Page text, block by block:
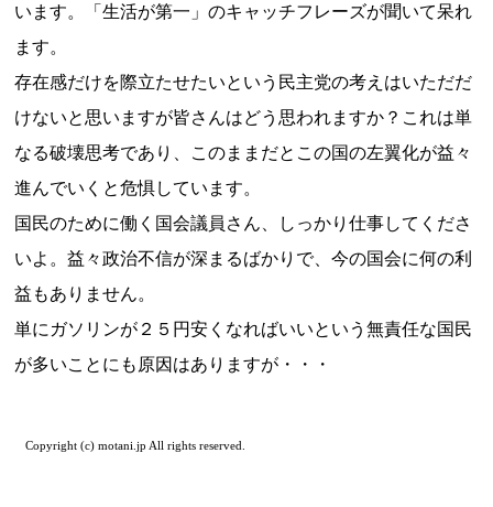
います。「生活が第一」のキャッチフレーズが聞いて呆れ
ます。
存在感だけを際立たせたいという民主党の考えはいただだ
けないと思いますが皆さんはどう思われますか？これは単
なる破壊思考であり、このままだとこの国の左翼化が益々
進んでいくと危惧しています。
国民のために働く国会議員さん、しっかり仕事してくださ
いよ。益々政治不信が深まるばかりで、今の国会に何の利
益もありません。
単にガソリンが２５円安くなればいいという無責任な国民
が多いことにも原因はありますが・・・
Copyright (c) motani.jp All rights reserved.